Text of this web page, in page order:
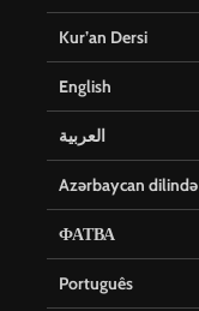
Kur’an Dersi
English
العربية
Azərbaycan dilində
ФАТВА
Português